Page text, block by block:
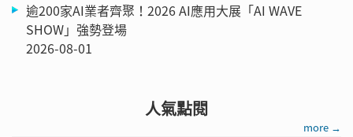
逾200家AI業者齊聚！2026 AI應用大展「AI WAVE
SHOW」強勢登場
2026-08-01
人氣點閱
more →